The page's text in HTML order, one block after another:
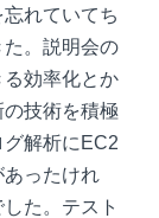
れていてち
た。説明会の
効率化とか
技術を積極
解析にEC2
あったけれ
た。テスト